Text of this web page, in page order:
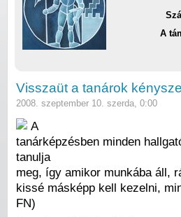
A
Visszaüt a tanárok
2008. szeptember 10. szerda, 0:00
A
tanárképzésben minden
tanulja
meg, így amikor munkába áll,
kissé másképp kell kezelni,
FN)